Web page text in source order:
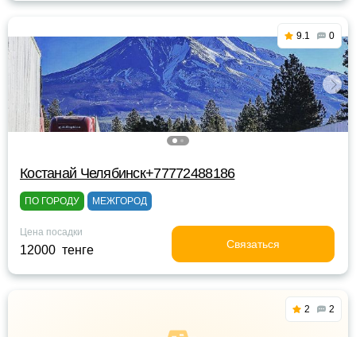
9.1 0
Костанай Челябинск+77772488186
ПО ГОРОДУ МЕЖГОРОД
Цена посадки
12000 тенге Связаться
2 2